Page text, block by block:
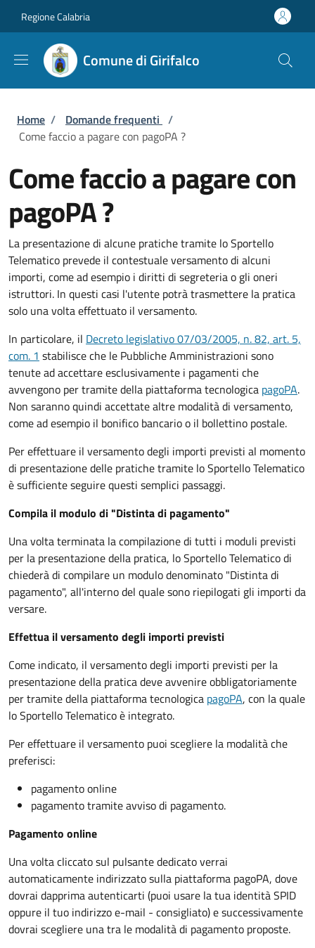
Regione Calabria
Comune di Girifalco
Briciole di pane
Home / Domande frequenti /
Come faccio a pagare con pagoPA ?
Come faccio a pagare con
pagoPA ?
La presentazione di alcune pratiche tramite lo Sportello
Telematico prevede il contestuale versamento di alcuni
importi, come ad esempio i diritti di segreteria o gli oneri
istruttori. In questi casi l'utente potrà trasmettere la pratica
solo una volta effettuato il versamento.
In particolare, il Decreto legislativo 07/03/2005, n. 82, art. 5,
com. 1 stabilisce che le Pubbliche Amministrazioni sono
tenute ad accettare esclusivamente i pagamenti che
avvengono per tramite della piattaforma tecnologica pagoPA.
Non saranno quindi accettate altre modalità di versamento,
come ad esempio il bonifico bancario o il bollettino postale.
Per effettuare il versamento degli importi previsti al momento
di presentazione delle pratiche tramite lo Sportello Telematico
è sufficiente seguire questi semplici passaggi.
Compila il modulo di "Distinta di pagamento"
Una volta terminata la compilazione di tutti i moduli previsti
per la presentazione della pratica, lo Sportello Telematico di
chiederà di compilare un modulo denominato "Distinta di
pagamento", all'interno del quale sono riepilogati gli importi da
versare.
Effettua il versamento degli importi previsti
Come indicato, il versamento degli importi previsti per la
presentazione della pratica deve avvenire obbligatoriamente
per tramite della piattaforma tecnologica pagoPA, con la quale
lo Sportello Telematico è integrato.
Per effettuare il versamento puoi scegliere la modalità che
preferisci:
pagamento online
pagamento tramite avviso di pagamento.
Pagamento online
Una volta cliccato sul pulsante dedicato verrai
automaticamente indirizzato sulla piattaforma pagoPA, dove
dovrai dapprima autenticarti (puoi usare la tua identità SPID
oppure il tuo indirizzo e-mail - consigliato) e successivamente
dovrai scegliere una tra le modalità di pagamento proposte.